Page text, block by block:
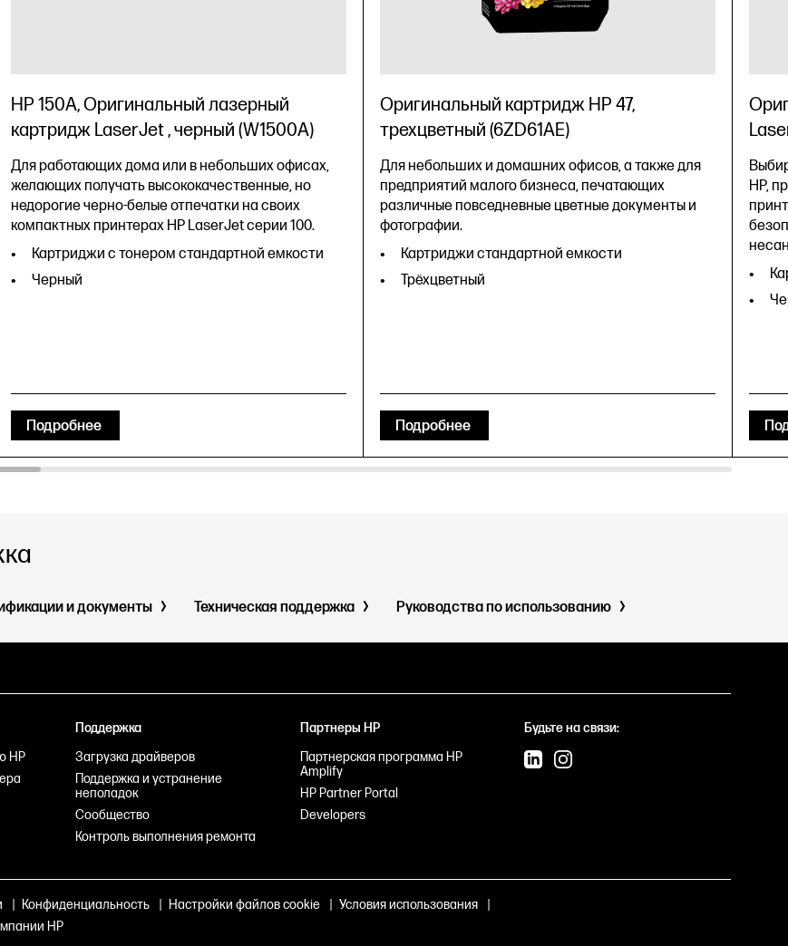
HP 150A, Оригинальный лазерный
картридж LaserJet , черный (W1500A)
Для работающих дома или в небольших офисах,
желающих получать высококачественные, но
недорогие черно-белые отпечатки на своих
компактных принтерах HP LaserJet серии 100.
Картриджи с тонером стандартной емкости
Черный
Подробнее
Оригинальный картридж HP 47,
трехцветный (6ZD61AE)
Для небольших и домашних офисов, а также для
предприятий малого бизнеса, печатающих
различные повседневные цветные документы и
фотографии.
Картриджи стандартной емкости
Трёхцветный
Подробнее
HP,
и документы Техническая поддержка Руководства по использованию
HP
Поддержка
Загрузка драйверов
Поддержка и устранение
неполадок
Сообщество
Контроль выполнения ремонта
Партнеры HP
Партнерская программа HP
Amplify
HP Partner Portal
Developers
Будьте на связи:
Конфиденциальность Настройки файлов cookie Условия использования
HP